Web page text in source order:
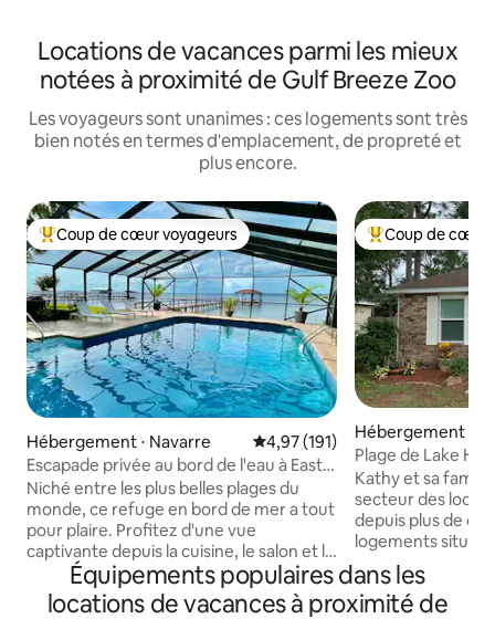
Locations de vacances parmi les mieux
notées à proximité de Gulf Breeze Zoo
Les voyageurs sont unanimes : ces logements sont très
bien notés en termes d'emplacement, de propreté et
plus encore.
Coups de cœur voyageurs les plus appréciés
Coup de cœur voyageurs
Hébergement ⋅ Navarre Évaluation moyenne sur la
4,97 (191)
Escapade privée au bord de l'eau à East
Bay
Niché entre les plus belles plages du
monde, ce refuge en bord de mer a tout
pour plaire. Profitez d'une vue
captivante depuis la cuisine, le salon et le
coin bureau. Les vues continuent alors
que vous sortez sur le lanai avec
moustiquaire pour que tous puissent se
Coups de cœur
Coup de cœur
Hébergement ⋅
Plage de Lake
2 plages !
Kathy et sa
secteur des
depuis plus de dix
logements situés
a vécu dans la
décennies.
minutes de
Équipements populaires dans les
locations de vacances à proximité de